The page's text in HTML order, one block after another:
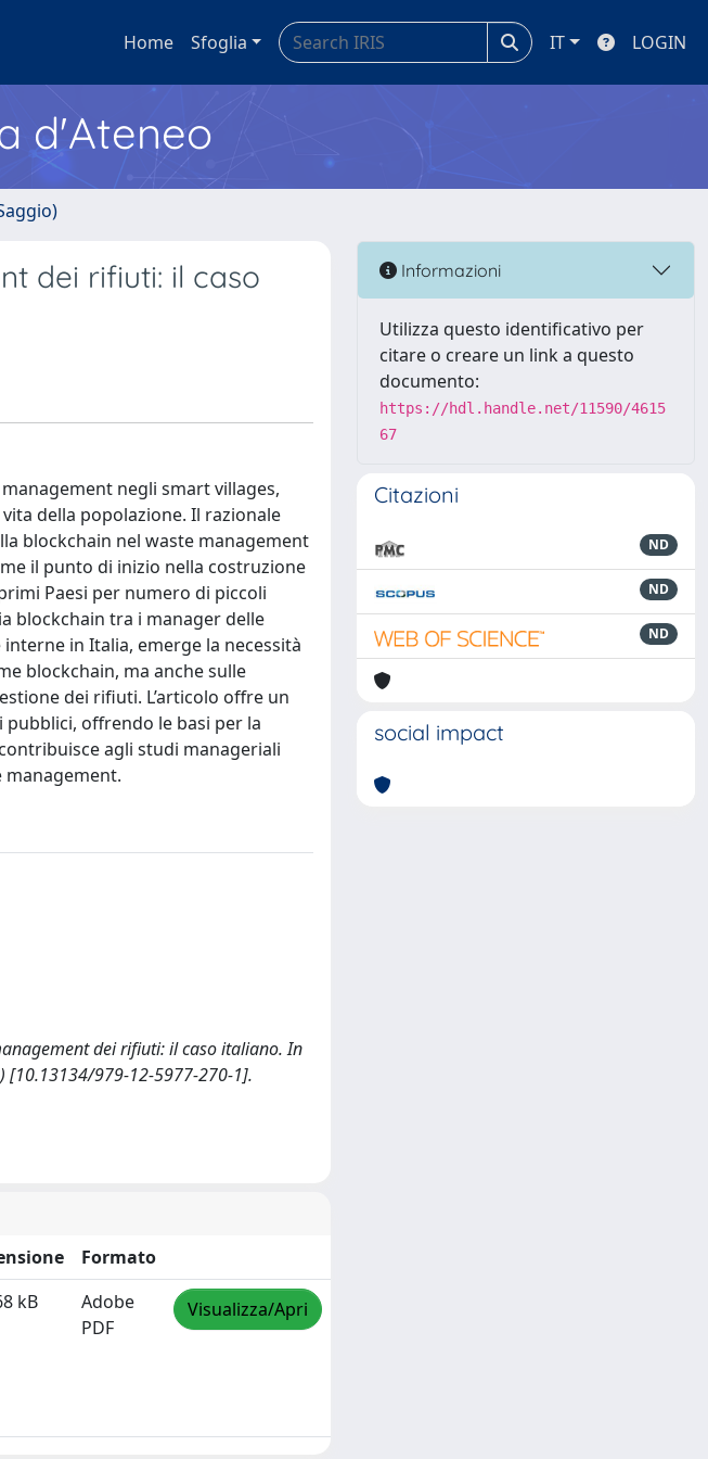
Home Sfoglia IT LOGIN
d'Ateneo
dei rifiuti: il caso
negli smart villages,
della popolazione. Il razionale
blockchain nel waste management
il punto di inizio nella costruzione
Paesi per numero di piccoli
blockchain tra i manager delle
in Italia, emerge la necessità
blockchain, ma anche sulle
dei rifiuti. L’articolo offre un
offrendo le basi per la
agli studi manageriali
dei rifiuti: il caso italiano. In
[10.13134/979-12-5977-270-1].
Formato
kB
Adobe
PDF
Visualizza/Apri
Informazioni
Utilizza questo identificativo per
citare o creare un link a questo
documento:
https://hdl.handle.net/11590/4615
67
Citazioni
ND
ND
ND
social impact